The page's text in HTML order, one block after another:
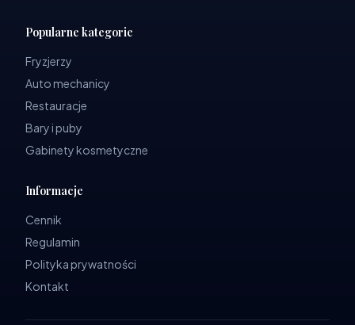
Popularne kategorie
Fryzjerzy
Auto mechanicy
Restauracje
Bary i puby
Gabinety kosmetyczne
Informacje
Cennik
Regulamin
Polityka prywatności
Kontakt